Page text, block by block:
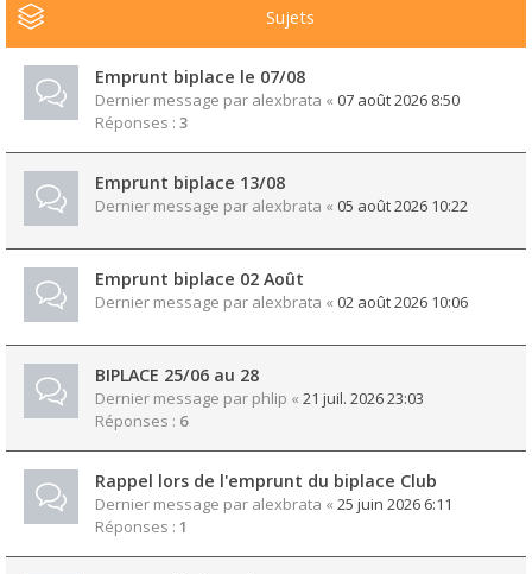
Sujets
Emprunt biplace le 07/08
Dernier message par alexbrata « 07 août 2026 8:50
Réponses : 3
Emprunt biplace 13/08
Dernier message par alexbrata « 05 août 2026 10:22
Emprunt biplace 02 Août
Dernier message par alexbrata « 02 août 2026 10:06
BIPLACE 25/06 au 28
Dernier message par phlip « 21 juil. 2026 23:03
Réponses : 6
Rappel lors de l'emprunt du biplace Club
Dernier message par alexbrata « 25 juin 2026 6:11
Réponses : 1